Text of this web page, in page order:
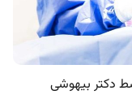
دکتر بیهوشی